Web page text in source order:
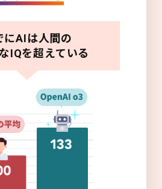
にAIは人間の
IQを超えている